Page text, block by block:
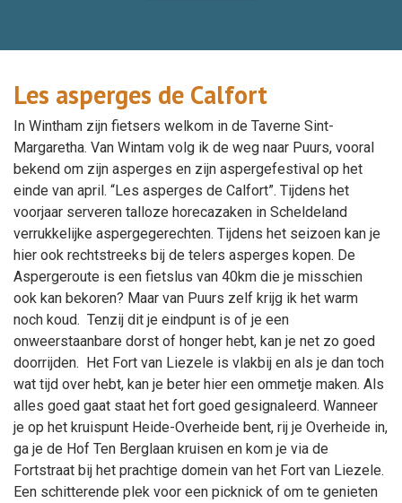
Les asperges de Calfort
In Wintham zijn fietsers welkom in de Taverne Sint-
Margaretha. Van Wintam volg ik de weg naar Puurs, vooral
bekend om zijn asperges en zijn aspergefestival op het
einde van april. “Les asperges de Calfort”. Tijdens het
voorjaar serveren talloze horecazaken in Scheldeland
verrukkelijke aspergegerechten. Tijdens het seizoen kan je
hier ook rechtstreeks bij de telers asperges kopen. De
Aspergeroute is een fietslus van 40km die je misschien
ook kan bekoren? Maar van Puurs zelf krijg ik het warm
noch koud. Tenzij dit je eindpunt is of je een
onweerstaanbare dorst of honger hebt, kan je net zo goed
doorrijden. Het Fort van Liezele is vlakbij en als je dan toch
wat tijd over hebt, kan je beter hier een ommetje maken. Als
alles goed gaat staat het fort goed gesignaleerd. Wanneer
je op het kruispunt Heide-Overheide bent, rij je Overheide in,
ga je de Hof Ten Berglaan kruisen en kom je via de
Fortstraat bij het prachtige domein van het Fort van Liezele.
Een schitterende plek voor een picknick of om te genieten